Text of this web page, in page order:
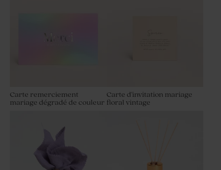
Carte remerciement
mariage dégradé de couleur
Carte d'invitation mariage
floral vintage